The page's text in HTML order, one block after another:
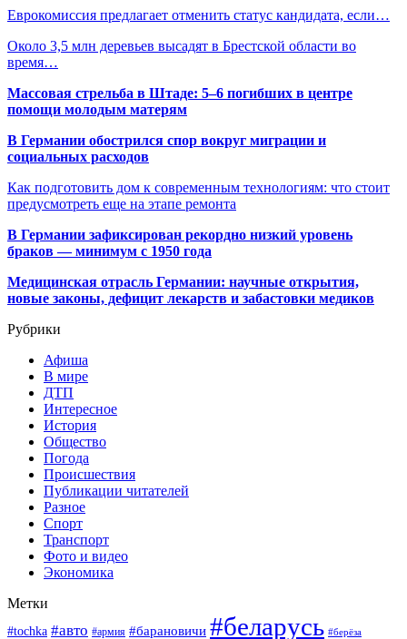
Еврокомиссия предлагает отменить статус кандидата, если…
Около 3,5 млн деревьев высадят в Брестской области во
время…
Массовая стрельба в Штаде: 5–6 погибших в центре
помощи молодым матерям
В Германии обострился спор вокруг миграции и
социальных расходов
Как подготовить дом к современным технологиям: что стоит
предусмотреть еще на этапе ремонта
В Германии зафиксирован рекордно низкий уровень
браков — минимум с 1950 года
Медицинская отрасль Германии: научные открытия,
новые законы, дефицит лекарств и забастовки медиков
Рубрики
Афиша
В мире
ДТП
Интересное
История
Общество
Погода
Происшествия
Публикации читателей
Разное
Спорт
Транспорт
Фото и видео
Экономика
Метки
#tochka #авто #армия #барановичи #беларусь #берёза